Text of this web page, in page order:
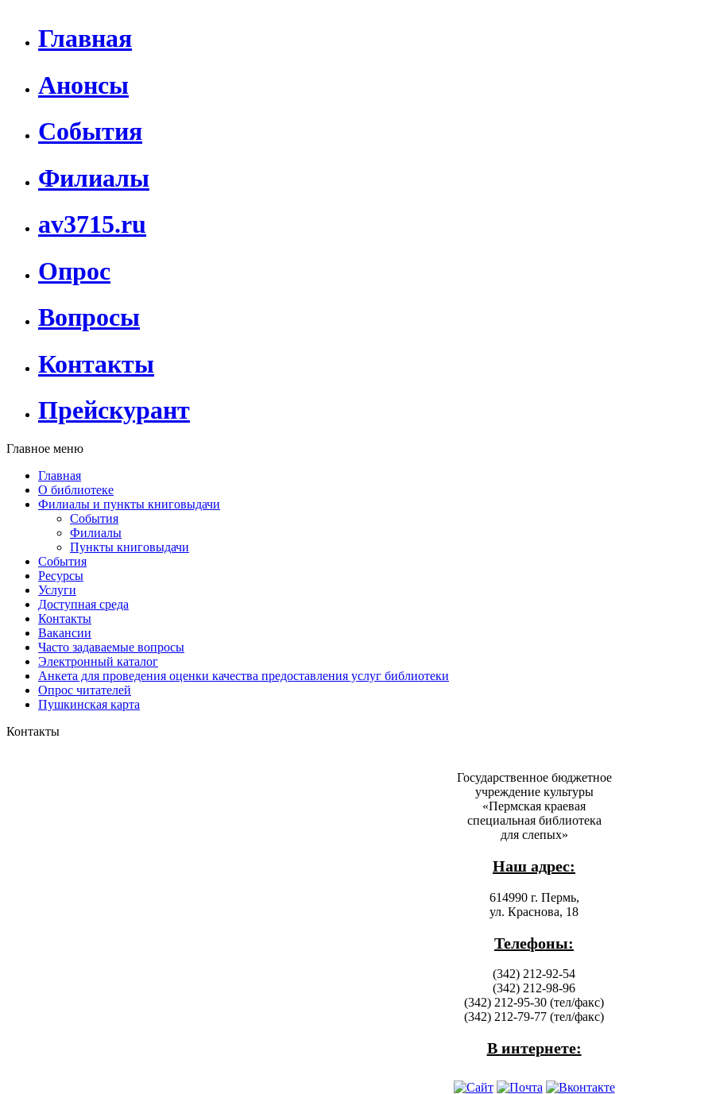
Главная
Анонсы
События
Филиалы
av3715.ru
Опрос
Вопросы
Контакты
Прейскурант
Главное меню
Главная
О библиотеке
Филиалы и пункты книговыдачи
События
Филиалы
Пункты книговыдачи
События
Ресурсы
Услуги
Доступная среда
Контакты
Вакансии
Часто задаваемые вопросы
Электронный каталог
Анкета для проведения оценки качества предоставления услуг библиотеки
Опрос читателей
Пушкинская карта
Контакты
Государственное бюджетное
учреждение культуры
«Пермская краевая
специальная библиотека
для слепых»
Наш адрес:
614990 г. Пермь,
ул. Краснова, 18
Телефоны:
(342) 212-92-54
(342) 212-98-96
(342) 212-95-30 (тел/факс)
(342) 212-79-77 (тел/факс)
В интернете: